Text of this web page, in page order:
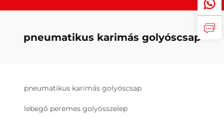
pneumatikus karimás golyóscsap
pneumatikus karimás golyóscsap
lebegő peremes golyósszelep